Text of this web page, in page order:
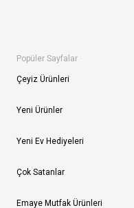
Popüler Sayfalar
Çeyiz Ürünleri
Yeni Ürünler
Yeni Ev Hediyeleri
Çok Satanlar
Emaye Mutfak Ürünleri